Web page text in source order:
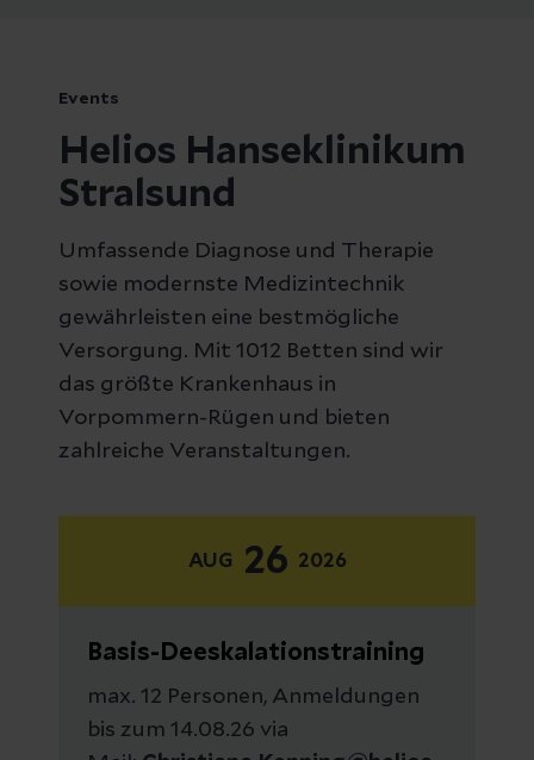
Events
Helios Hanseklinikum
Stralsund
Umfassende Diagnose und Therapie
sowie modernste Medizintechnik
gewährleisten eine bestmögliche
Versorgung. Mit 1012 Betten sind wir
das größte Krankenhaus in
Vorpommern-Rügen und bieten
zahlreiche Veranstaltungen.
AUG 26 2026
Basis-Deeskalationstraining
max. 12 Personen, Anmeldungen
bis zum 14.08.26 via